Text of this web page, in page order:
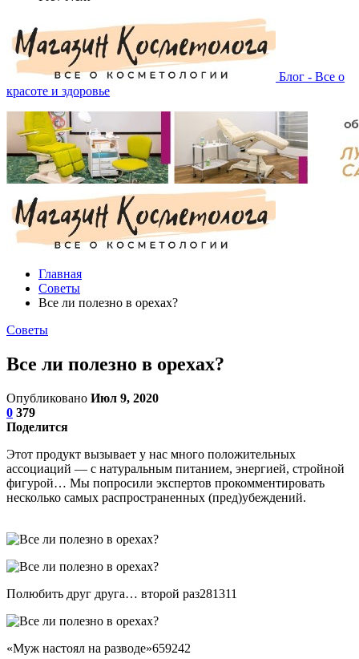
Блог - Все о
красоте и здоровье
Главная
Советы
Все ли полезно в орехах?
Советы
Все ли полезно в орехах?
Опубликовано Июл 9, 2020
0 379
Поделится
Этот продукт вызывает у нас много положительных
ассоциаций — с натуральным питанием, энергией, стройной
фигурой… Мы попросили экспертов прокомментировать
несколько самых распространенных (пред)убеждений.
Полюбить друг друга… второй раз281311
«Муж настоял на разводе»659242